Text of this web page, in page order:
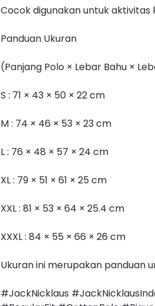
Cocok digunakan untuk aktivitas
Panduan Ukuran
(Panjang Polo × Lebar Bahu ×
S : 71 × 43 × 50 × 22 cm
M : 74 × 46 × 53 × 23 cm
L : 76 × 48 × 57 × 24 cm
XL : 79 × 51 × 61 × 25 cm
XXL : 81 × 53 × 64 × 25.4 cm
XXXL : 84 × 55 × 66 × 26 cm
Ukuran ini merupakan panduan
#JackNicklaus